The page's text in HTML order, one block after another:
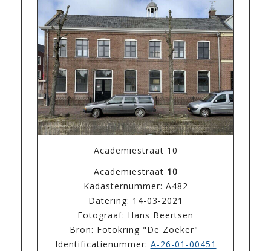
Academiestraat 10
Academiestraat 10
Kadasternummer: A482
Datering: 14-03-2021
Fotograaf: Hans Beertsen
Bron: Fotokring "De Zoeker"
Identificatienummer: A-26-01-00451